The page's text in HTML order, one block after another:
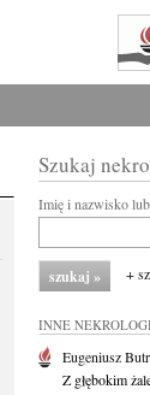
Szukaj
Imię i nazwisko
+
INNE NEKROLOGI
Eugeniusz
Z głębokim